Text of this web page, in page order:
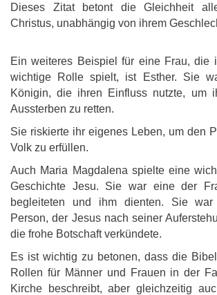
Dieses Zitat betont die Gleichheit
Christus, unabhängig von ihrem
Ein weiteres Beispiel für eine Frau, die
wichtige Rolle spielt, ist Esther. Sie
Königin, die ihren Einfluss nutzte, um
Aussterben zu retten.
Sie riskierte ihr eigenes Leben, um den
Volk zu erfüllen.
Auch Maria Magdalena spielte eine
Geschichte Jesu. Sie war eine der
begleiteten und ihm dienten. Sie
Person, der Jesus nach seiner
die frohe Botschaft verkündete.
Es ist wichtig zu betonen, dass die
Rollen für Männer und Frauen in der
Kirche beschreibt, aber gleichzeitig